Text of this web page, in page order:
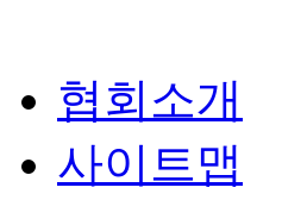
협회소개
사이트맵